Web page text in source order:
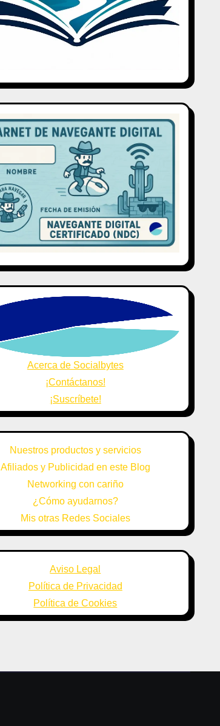
Acerca de Socialbytes
¡Contáctanos!
¡Suscríbete!
Nuestros productos y servicios
Afiliados y Publicidad en este Blog
Networking con cariño
¿Cómo ayudarnos?
Mis otras Redes Sociales
Aviso Legal
Política de Privacidad
Política de Cookies